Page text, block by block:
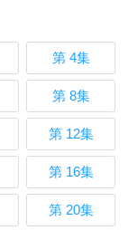
第 4集
第 8集
第 12集
第 16集
第 20集